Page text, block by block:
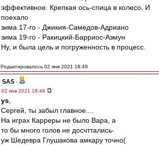
эффективное. Крепкая ось-спица в колесо. И
поехало
зима 17-го - Джикия-Самедов-Адриано
зима 19-го - Ракицкий-Барриос-Азмун
Ну, и была цель и погруженность в процесс.
Редактировалось 02 янв 2021 18:49
SAS -
02 янв 2021 18:46
ys
Сергей, ты забыл главное....
На играх Карреры не было Вара, а
то бы много голов не досчттались-
уж Шедевра Глушакова амкару точно(